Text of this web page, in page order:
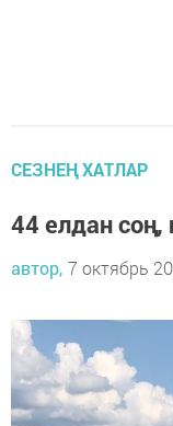
СЕЗНЕҢ ХАТЛАР
44 елдан
автор, 7 октябрь